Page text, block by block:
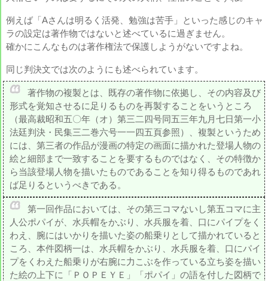
例えば「Aさんは明るく活発、勉強は苦手」といった感じのキャ
ラの設定は著作物ではないと述べているに過ぎません。
確かにこんなものは著作権法で保護しようがないですよね。
同じ判決文では次のようにも述べられています。
著作物の複製とは、既存の著作物に依拠し、その内容及び
形式を覚知させるに足りるものを再製することをいうところ
（最高裁昭和五〇年（オ）第三二四号同五三年九月七日第一小
法廷判決・民集三二巻六号一一四五頁参照）、複製というため
には、第三者の作品が漫画の特定の画面に描かれた登場人物の
絵と細部まで一致することを要するものではなく、その特徴か
ら当該登場人物を描いたものであることを知り得るものであれ
ば足りるというべきである。
第一回作品においては、その第三コマないし第五コマに主
人公ポパイが、水兵帽をかぶり、水兵服を着、口にパイプをく
わえ、腕にはいかりを描いた姿の船乗りとして描かれていると
ころ、本件図柄一は、水兵帽をかぶり、水兵服を着、口にパイ
プをくわえた船乗りが右腕に力こぶを作っている立ち姿を描い
た絵の上下に「ＰＯＰＥＹＥ」「ポパイ」の語を付した図柄で